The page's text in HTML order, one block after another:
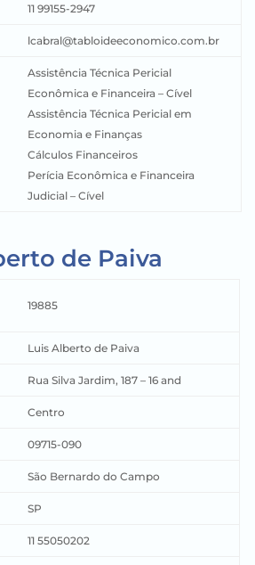
11 99155-2947
lcabral@tabloideeconomico.com.br
Assistência Técnica Pericial
Econômica e Financeira – Cível
Assistência Técnica Pericial em
Economia e Finanças
Cálculos Financeiros
Perícia Econômica e Financeira
Judicial – Cível
de Paiva
19885
Luis Alberto de Paiva
Rua Silva Jardim, 187 – 16 and
Centro
09715-090
São Bernardo do Campo
SP
11 55050202